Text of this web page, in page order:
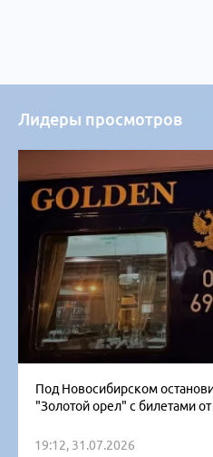
Лидеры просмотров
Под Новосибирском
"Золотой орел" с билетами
19:12, 31.07.2026